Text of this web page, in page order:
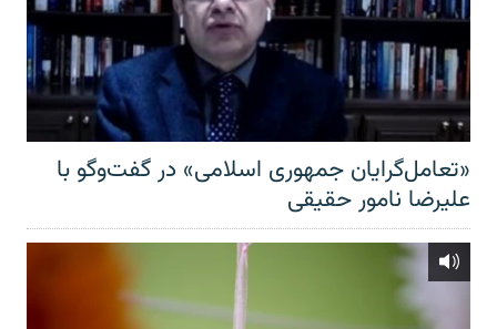
«تعامل‌گرایان جمهوری اسلامی» در گفت‌وگو با
علیرضا نامور حقیقی